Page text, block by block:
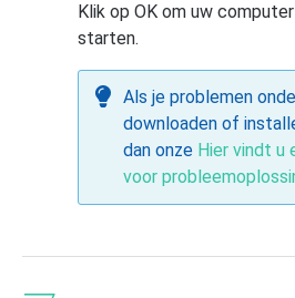
Klik op OK om uw
starten.
Als je problemen
downloaden of
dan onze Hier vindt u
voor